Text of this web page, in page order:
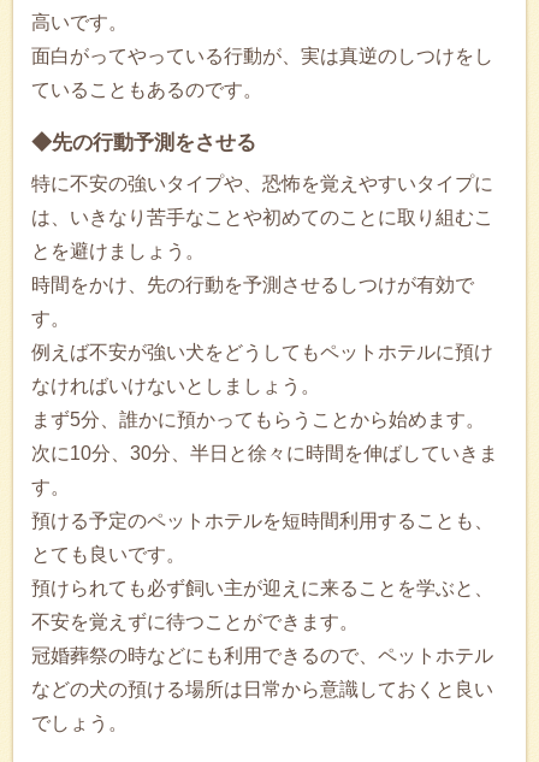
高いです。
面白がってやっている行動が、実は真逆のしつけをし
ていることもあるのです。
◆先の行動予測をさせる
特に不安の強いタイプや、恐怖を覚えやすいタイプに
は、いきなり苦手なことや初めてのことに取り組むこ
とを避けましょう。
時間をかけ、先の行動を予測させるしつけが有効で
す。
例えば不安が強い犬をどうしてもペットホテルに預け
なければいけないとしましょう。
まず5分、誰かに預かってもらうことから始めます。
次に10分、30分、半日と徐々に時間を伸ばしていきま
す。
預ける予定のペットホテルを短時間利用することも、
とても良いです。
預けられても必ず飼い主が迎えに来ることを学ぶと、
不安を覚えずに待つことができます。
冠婚葬祭の時などにも利用できるので、ペットホテル
などの犬の預ける場所は日常から意識しておくと良い
でしょう。